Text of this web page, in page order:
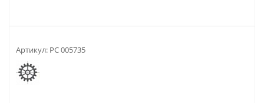
Артикул: РС 005735